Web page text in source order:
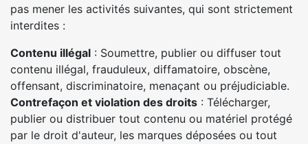
pas mener les activités suivantes, qui sont strictement
interdites :
Contenu illégal : Soumettre, publier ou diffuser tout
contenu illégal, frauduleux, diffamatoire, obscène,
offensant, discriminatoire, menaçant ou préjudiciable.
Contrefaçon et violation des droits : Télécharger,
publier ou distribuer tout contenu ou matériel protégé
par le droit d'auteur, les marques déposées ou tout